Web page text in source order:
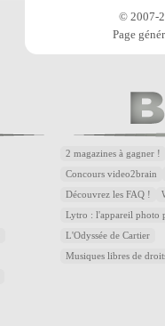
© 2007-
Page
2 magazines à gagner !
Concours video2brain
Découvrez les FAQ !
Lytro : l'appareil photo
L'Odyssée de Cartier
Musiques libres de